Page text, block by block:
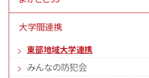
大学間連携
東部地域大学連携
みんなの防犯会